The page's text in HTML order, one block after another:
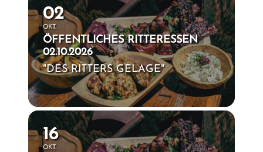
02
OKT.
ÖFFENTLICHES RITTERESSEN
02.10.2026
"DES RITTERS GELAGE"
16
OKT.